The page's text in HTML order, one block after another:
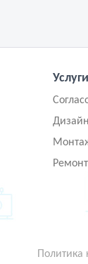
Услуги
Дизайн